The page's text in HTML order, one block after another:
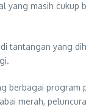
yang masih
tantangan yang
berbagai program
merah,